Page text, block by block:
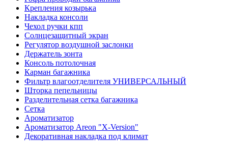
Крепления козырька
Накладка консоли
Чехол ручки кпп
Солнцезащитный экран
Регулятор воздушной заслонки
Держатель зонта
Консоль потолочная
Карман багажника
Фильтр влагоотделителя УНИВЕРСАЛЬНЫЙ
Шторка пепельницы
Разделительная сетка багажника
Сетка
Ароматизатор
Ароматизатор Areon "X-Version"
Декоративная накладка под климат